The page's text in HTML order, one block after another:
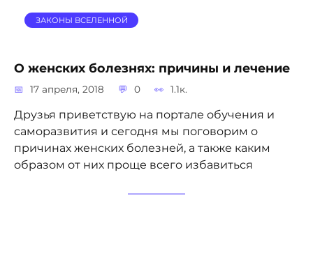
ЗАКОНЫ ВСЕЛЕННОЙ
О женских болезнях: причины и лечение
17 апреля, 2018 0 1.1к.
Друзья приветствую на портале обучения и
саморазвития и сегодня мы поговорим о
причинах женских болезней, а также каким
образом от них проще всего избавиться